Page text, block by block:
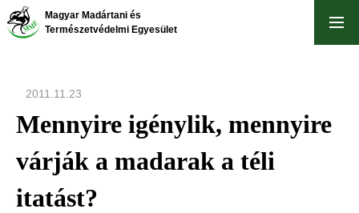
Ugrás
Magyar Madártani és
Természetvédelmi Egyesület
2011.11.23
Mennyire igénylik, mennyire
várják a madarak a téli
itatást?